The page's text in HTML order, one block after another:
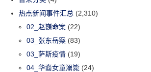
热点新闻事件汇总 (2,310)
02_赵巍命案 (22)
03_张东岳案 (83)
03_萨斯疫情 (19)
04_华裔女童溺毙 (24)